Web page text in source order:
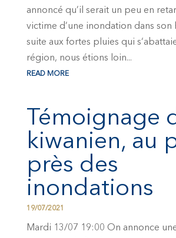
annoncé qu’il serait un peu en
victime d’une inondation dans son
suite aux fortes pluies qui
région, nous étions loin...
READ MORE
Témoignage
kiwanien, au
près des
inondations
19/07/2021
Mardi 13/07 19:00 On annonce